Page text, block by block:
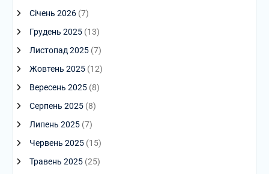
Січень 2026(7)
Грудень 2025(13)
Листопад 2025(7)
Жовтень 2025(12)
Вересень 2025(8)
Серпень 2025(8)
Липень 2025(7)
Червень 2025(15)
Травень 2025(25)